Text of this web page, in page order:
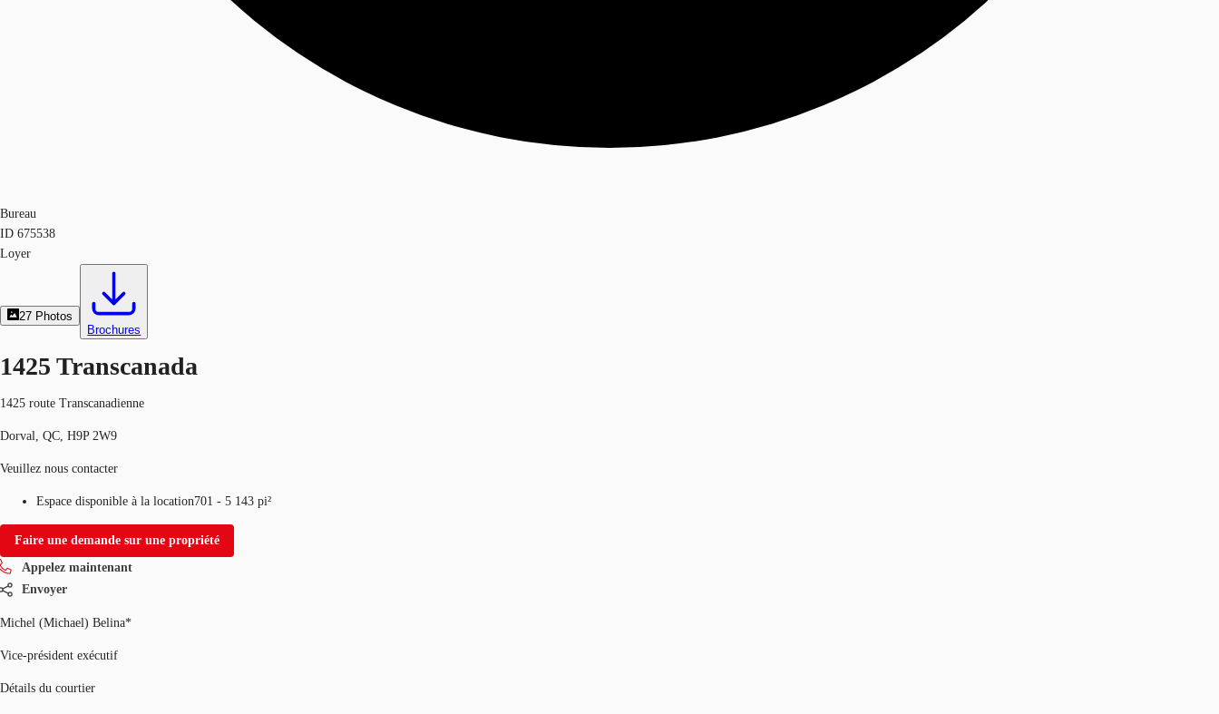
Bureau
ID 675538
Loyer
27 Photos
Brochures
1425 Transcanada
1425 route Transcanadienne
Dorval, QC, H9P 2W9
Veuillez nous contacter
Espace disponible à la location701 - 5 143 pi²
Faire une demande sur une propriété
Appelez maintenant
Envoyer
Michel (Michael) Belina*
Vice-président exécutif
Détails du courtier